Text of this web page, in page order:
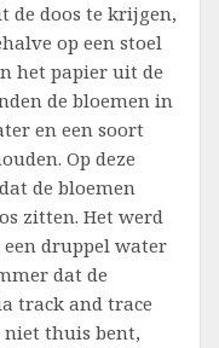
de doos te krijgen,
op een stoel
het papier uit de
de bloemen in
en een soort
Op deze
de bloemen
zitten. Het werd
een druppel water
dat de
track and trace
niet thuis bent,